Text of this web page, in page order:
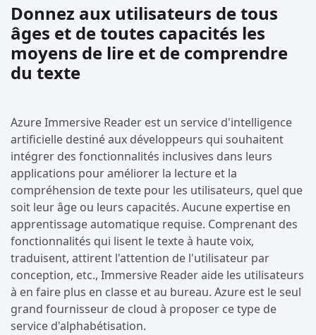
Donnez aux utilisateurs de tous
âges et de toutes capacités les
moyens de lire et de comprendre
du texte
Azure Immersive Reader est un service d'intelligence
artificielle destiné aux développeurs qui souhaitent
intégrer des fonctionnalités inclusives dans leurs
applications pour améliorer la lecture et la
compréhension de texte pour les utilisateurs, quel que
soit leur âge ou leurs capacités. Aucune expertise en
apprentissage automatique requise. Comprenant des
fonctionnalités qui lisent le texte à haute voix,
traduisent, attirent l'attention de l'utilisateur par
conception, etc., Immersive Reader aide les utilisateurs
à en faire plus en classe et au bureau. Azure est le seul
grand fournisseur de cloud à proposer ce type de
service d'alphabétisation.